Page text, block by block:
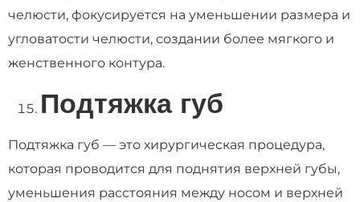
челюсти, фокусируется на уменьшении размера и
угловатости челюсти, создании более мягкого и
женственного контура.
Подтяжка губ
Подтяжка губ — это хирургическая процедура,
которая проводится для поднятия верхней губы,
уменьшения расстояния между носом и верхней